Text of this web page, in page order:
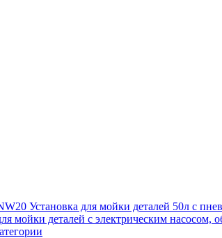
Установка для мойки деталей 50л с
мойки деталей с электрическим